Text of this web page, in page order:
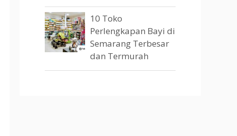
10 Toko
Perlengkapan Bayi di
Semarang Terbesar
dan Termurah